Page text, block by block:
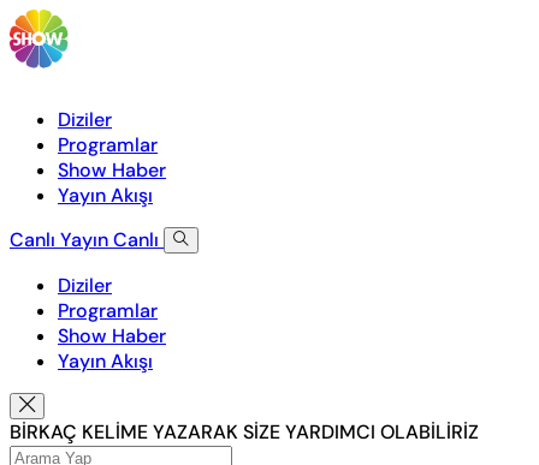
Diziler
Programlar
Show Haber
Yayın Akışı
Canlı YayınCanlı
Diziler
Programlar
Show Haber
Yayın Akışı
BİRKAÇ KELİME YAZARAK SİZE YARDIMCI OLABİLİRİZ